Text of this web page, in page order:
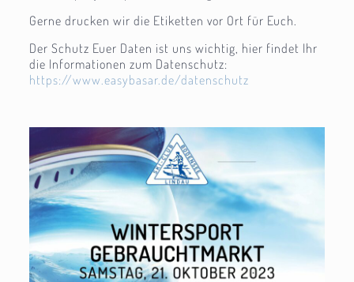
Gerne drucken wir die Etiketten vor Ort für Euch.
Der Schutz Euer Daten ist uns wichtig, hier findet Ihr
die Informationen zum Datenschutz:
https://www.easybasar.de/datenschutz